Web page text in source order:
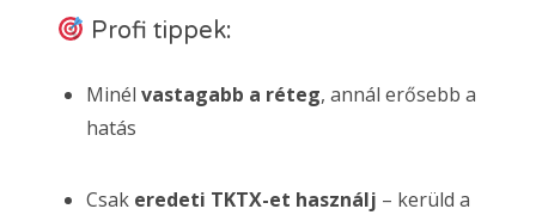
Profi tippek:
Minél vastagabb a réteg, annál erősebb a
hatás
Csak eredeti TKTX-et használj – kerüld a